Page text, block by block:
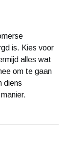
is. Kies voor
alles wat
om te gaan
diens